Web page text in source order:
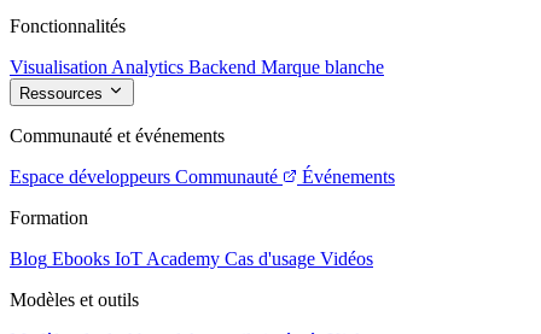
Fonctionnalités
Visualisation Analytics Backend Marque blanche
Ressources
Communauté et événements
Espace développeurs Communauté
Événements
Formation
Blog Ebooks IoT Academy Cas d'usage Vidéos
Modèles et outils